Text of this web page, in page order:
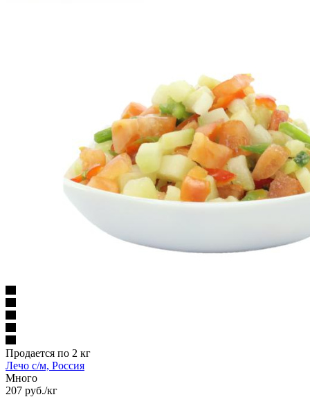
Продается по 2 кг
Лечо с/м, Россия
Много
207 руб./кг